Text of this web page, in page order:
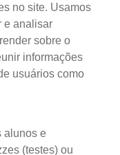
no site. Usamos
e analisar
sobre o
informações
usuários como
alunos e
(testes) ou